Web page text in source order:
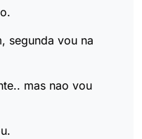
segunda vou na
mas nao vou